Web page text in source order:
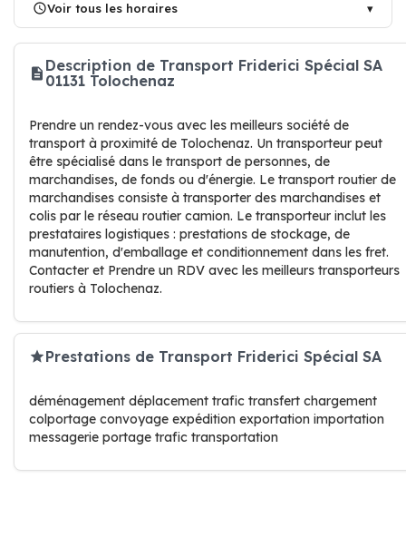
Voir tous les horaires
Description de Transport Friderici Spécial SA
01131 Tolochenaz
Prendre un rendez-vous avec les meilleurs société de
transport à proximité de Tolochenaz. Un transporteur peut
être spécialisé dans le transport de personnes, de
marchandises, de fonds ou d'énergie. Le transport routier de
marchandises consiste à transporter des marchandises et
colis par le réseau routier camion. Le transporteur inclut les
prestataires logistiques : prestations de stockage, de
manutention, d'emballage et conditionnement dans les fret.
Contacter et Prendre un RDV avec les meilleurs transporteurs
routiers à Tolochenaz.
Prestations de Transport Friderici Spécial SA
déménagement déplacement trafic transfert chargement
colportage convoyage expédition exportation importation
messagerie portage trafic transportation